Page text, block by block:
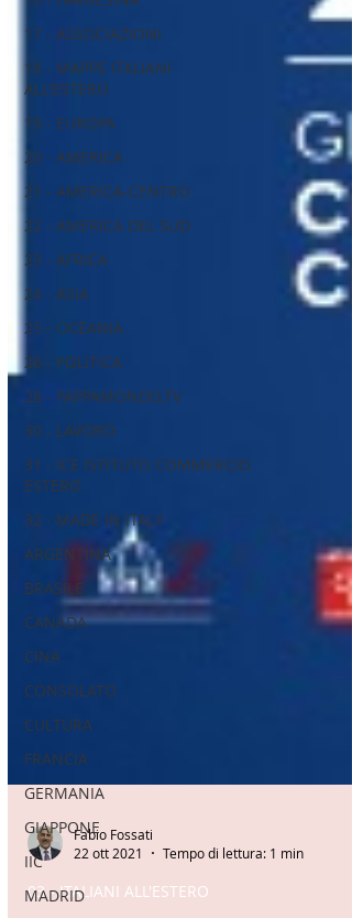
17 - ASSOCIAZIONI
18 - MAPPE ITALIANI
ALL'ESTERO
19 - EUROPA
20 - AMERICA
21 - AMERICA-CENTRO
22 - AMERICA DEL SUD
23 - AFRICA
24 - ASIA
25 - OCEANIA
26 - POLITICA
28 - PAPPAMONDO.TV
30 - LAVORO
31 - ICE ISTITUTO COMMERCIO
ESTERO
32 - MADE IN ITALY
ARGENTINA
BRASILE
CANADA
CINA
CONSOLATO
CULTURA
FRANCIA
GERMANIA
GIAPPONE
IIC
MADRID
Fabio Fossati
22 ott 2021
Tempo di lettura: 1 min